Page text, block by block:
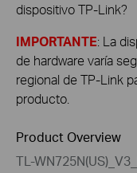
dispositivo TP-Link?
IMPORTANTE: La
de hardware varía
regional de TP-Link
producto.
Product Overview
TL-